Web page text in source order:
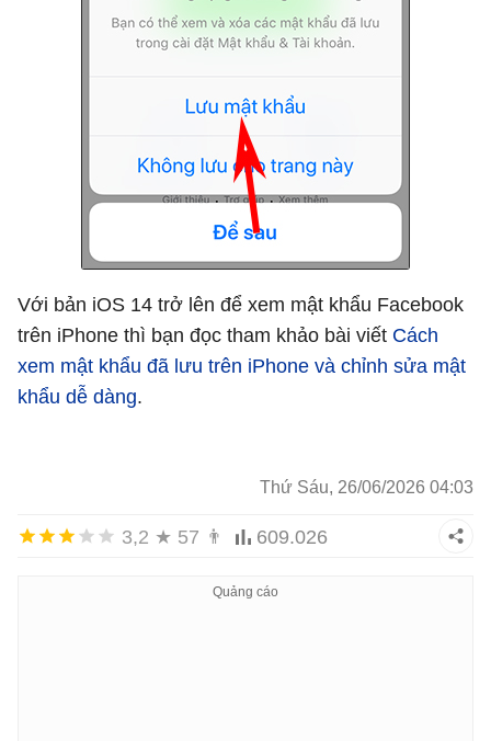
Với bản iOS 14 trở lên để xem mật khẩu Facebook
trên iPhone thì bạn đọc tham khảo bài viết Cách
xem mật khẩu đã lưu trên iPhone và chỉnh sửa mật
khẩu dễ dàng.
Thứ Sáu, 26/06/2026 04:03
3,2 ★ 57 👨 609.026